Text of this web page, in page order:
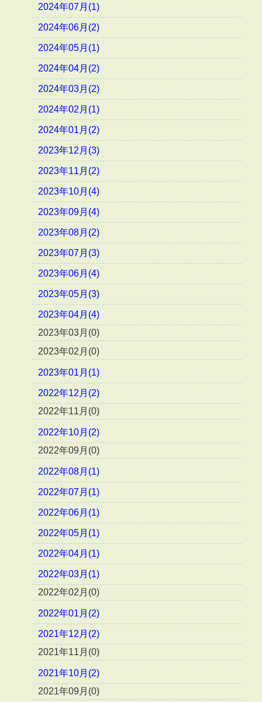
2024年07月(1)
2024年06月(2)
2024年05月(1)
2024年04月(2)
2024年03月(2)
2024年02月(1)
2024年01月(2)
2023年12月(3)
2023年11月(2)
2023年10月(4)
2023年09月(4)
2023年08月(2)
2023年07月(3)
2023年06月(4)
2023年05月(3)
2023年04月(4)
2023年03月(0)
2023年02月(0)
2023年01月(1)
2022年12月(2)
2022年11月(0)
2022年10月(2)
2022年09月(0)
2022年08月(1)
2022年07月(1)
2022年06月(1)
2022年05月(1)
2022年04月(1)
2022年03月(1)
2022年02月(0)
2022年01月(2)
2021年12月(2)
2021年11月(0)
2021年10月(2)
2021年09月(0)